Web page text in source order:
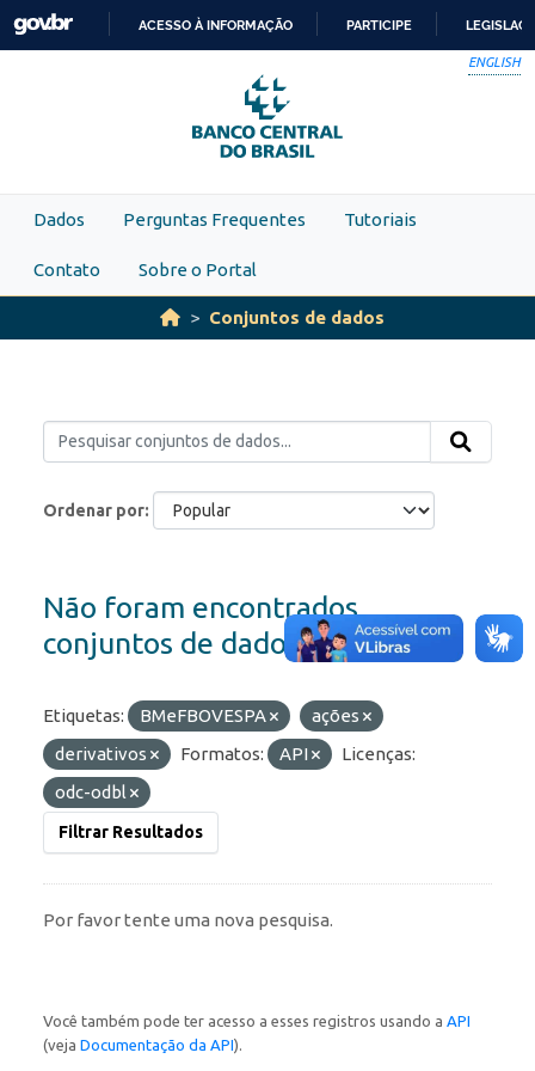
Skip to main content
PARA
O
CONTEÚDO
ACESSO À INFORMAÇÃO PARTICIPE
ENGLISH
Dados Perguntas Frequentes Tutoriais
Contato Sobre o Portal
Conjuntos de dados
Ordenar por
Não foram encontrados
conjuntos de dados
Etiquetas: BMeFBOVESPA
ações
derivativos
Formatos: API
Licenças:
odc-odbl
Filtrar Resultados
Por favor tente uma nova pesquisa.
Você também pode ter acesso a esses registros usando a API
(veja Documentação da API).